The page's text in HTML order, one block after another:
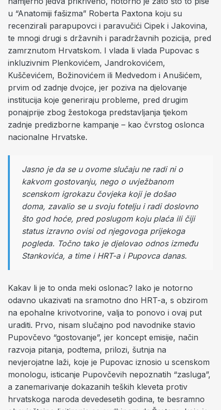
u “Anatomiji fašizma” Roberta Paxtona koju su
recenzirali parapupovci i paravučići Cipek i Jakovina,
te mnogi drugi s državnih i paradržavnih pozicija, pred
zamrznutom Hrvatskom. I vlada li vlada Pupovac s
inkluzivnim Plenkovićem, Jandrokovićem,
Kuščevićem, Božinovićem ili Medvedom i Anušićem,
prvim od zadnje dvojce, jer poziva na djelovanje
institucija koje generiraju probleme, pred drugim
ponajprije zbog žestokoga predstavljanja tjekom
zadnje predizborne kampanje – kao čvrstog oslonca
nacionalne Hrvatske.
Jasno je da se u ovome slučaju ne radi ni o
kakvom gostovanju, nego o uvježbanom
scenskom igrokazu čovjeka koji je došao
doma, zavalio se u svoju fotelju i radi doslovno
što god hoće, pred poslugom koju plaća ili čiji
status izravno ovisi od njegovoga prijekoga
pogleda. Točno tako je djelovao odnos između
Stankovića, a time i HRT-a i Pupovca danas.
Kakav li je to onda meki oslonac? Iako je notorno
odavno ukazivati na sramotno dno HRT-a, s obzirom
na epohalne krivotvorine, valja to ponovo i ovaj put
uraditi. Prvo, nisam slučajno pod navodnike stavio
Pupovčevo “gostovanje”, jer koncept emisije, način
razvoja pitanja, podtema, prilozi, šutnja na
nevjerojatne laži, koje je Pupovac iznosio u scenskom
monologu, isticanje Pupovčevih nepoznatih “zasluga”,
a zanemarivanje dokazanih teških kleveta protiv
hrvatskoga naroda devedesetih godina, te besramno